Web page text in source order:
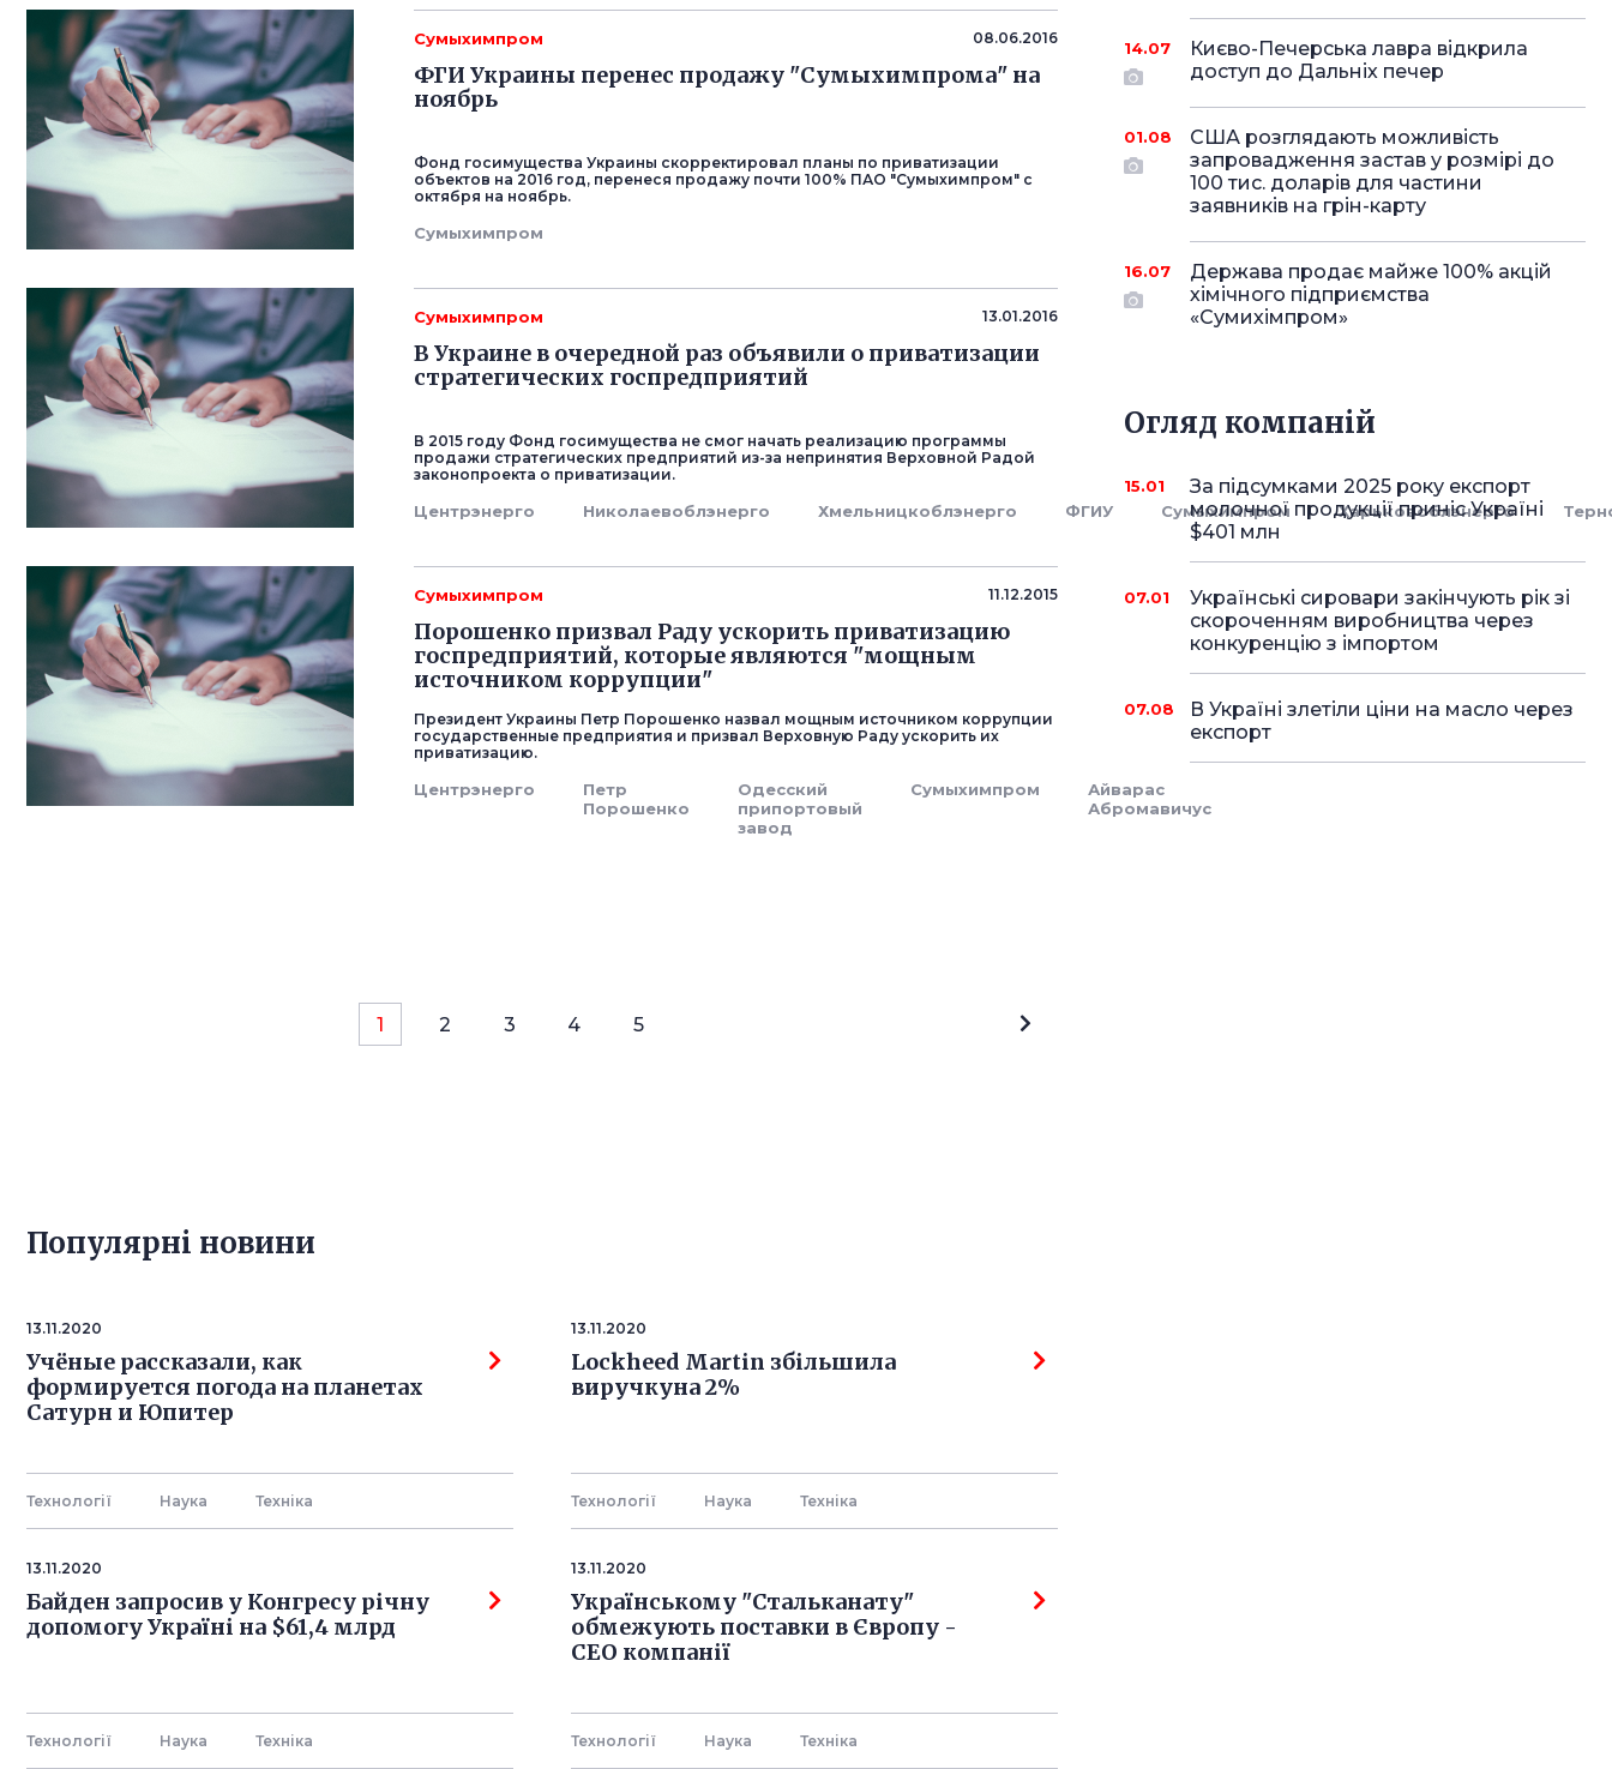
Сумыхимпром 08.06.2016
ФГИ Украины перенес продажу "Сумыхимпрома" на
ноябрь
Фонд госимущества Украины скорректировал планы по приватизации
объектов на 2016 год, перенеся продажу почти 100% ПАО "Сумыхимпром" с
октября на ноябрь.
Сумыхимпром
Сумыхимпром 13.01.2016
В Украине в очередной раз объявили о приватизации
стратегических госпредприятий
В 2015 году Фонд госимущества не смог начать реализацию программы
продажи стратегических предприятий из-за непринятия Верховной Радой
законопроекта о приватизации.
Центрэнерго Николаевоблэнерго Хмельницкоблэнерго ФГИУ Сумыхимпром Харьковоблэнерго
Сумыхимпром 11.12.2015
Порошенко призвал Раду ускорить приватизацию
госпредприятий, которые являются "мощным
источником коррупции"
Президент Украины Петр Порошенко назвал мощным источником коррупции
государственные предприятия и призвал Верховную Раду ускорить их
приватизацию.
Центрэнерго
Петр
Порошенко
Одесский
припортовый
завод
Сумыхимпром
Айварас
Абромавичус
1 2 3 4 5
Популярнi новини
13.11.2020
Учёные рассказали, как
формируется погода на планетах
Сатурн и Юпитер
Технології Наука Технiка
13.11.2020
Lockheed Martin збільшила
виручкуна 2%
Технології Наука Технiка
13.11.2020
Байден запросив у Конгресу річну
допомогу Україні на $61,4 млрд
Технології Наука Технiка
13.11.2020
Українському "Стальканату"
обмежують поставки в Європу -
СЕО компанії
Технології Наука Технiка
14.07
Києво-Печерська лавра відкрила
доступ до Дальніх печер
01.08
США розглядають можливість
запровадження застав у розмірі до
100 тис. доларів для частини
заявників на грін-карту
16.07
Держава продає майже 100% акцій
хімічного підприємства
«Сумихімпром»
Огляд компаній
15.01
За підсумками 2025 року експорт
молочної продукції приніс Україні
$401 млн
07.01
Українські сировари закінчують рік зі
скороченням виробництва через
конкуренцію з імпортом
07.08
В Україні злетіли ціни на масло через
експорт